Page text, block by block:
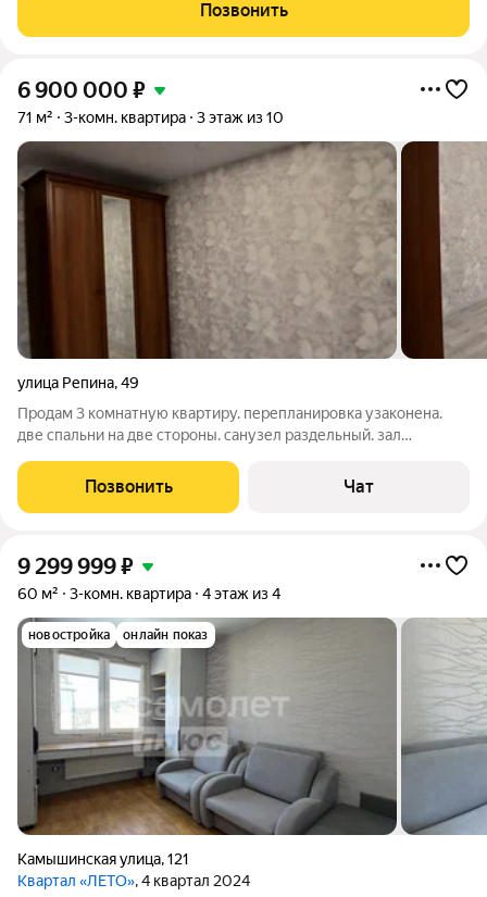
Позвонить
6 900 000 ₽
71 м² 3-комн. квартира 3 этаж из 10
улица Репина,49
Продам 3 комнатную квартиру. перепланировка узаконена.
две спальни на две стороны. санузел раздельный. зал
хороший ремонт. ключи в день сделки. чистая продажа. без
обременений и долгов.
Позвонить Чат
9 299 999₽
60 м² 3-комн. квартира 4 этаж из 4
новостройка онлайн показ
Камышинская улица,121
Квартал «ЛЕТО», 4 квартал 2024